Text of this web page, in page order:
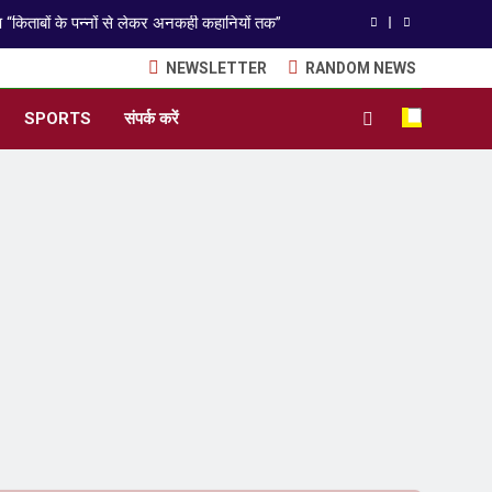
राजनीतिक सफरनामा : आन्दोलन से उपजे सवाल
पेपर लीक पर गैर-भाजपा सरकारों से जवाबदेही कब?
कहां चला गया पुलिस के हाथों में लहराने वाला डंडा
NEWSLETTER RANDOM NEWS
SPORTS संपर्क करें